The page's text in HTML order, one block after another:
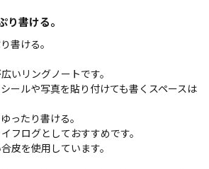
り書ける。
書ける。
いリングノートです。
ールや写真を貼り付けても書くスペースは
ったり書ける。
フログとしておすすめです。
皮を使用しています。